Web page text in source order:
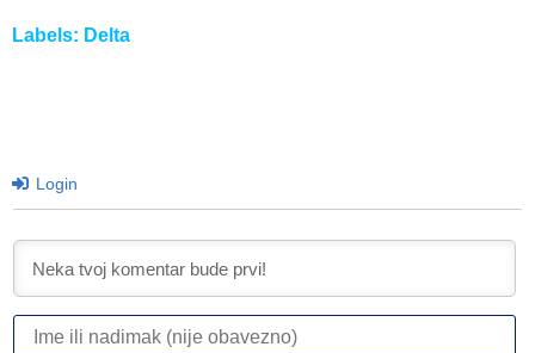
Labels: Delta
Login